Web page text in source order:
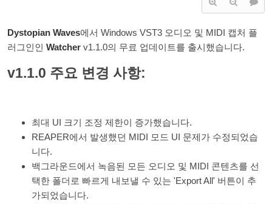
Dystopian Waves에서 Windows VST3 오디오 및 MIDI 캡처 플
러그인인 Watcher v1.1.0의 무료 업데이트를 출시했습니다.
v1.1.0 주요 변경 사항:
최대 UI 크기 조정 제한이 증가했습니다.
REAPER에서 발생했던 MIDI 모드 UI 문제가 수정되었습
니다.
백그라운드에서 녹음된 모든 오디오 및 MIDI 콘텐츠를 선
택한 폴더로 빠르게 내보낼 수 있는 'Export All' 버튼이 추
가되었습니다.